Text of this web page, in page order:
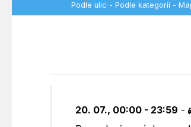
Podle ulic - Podle kategorií -
20. 07., 00:00 - 23:59 -